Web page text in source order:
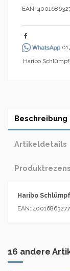
EAN:
Haribo
Beschreibung
Artikeldetails
Haribo
EAN:
16 andere